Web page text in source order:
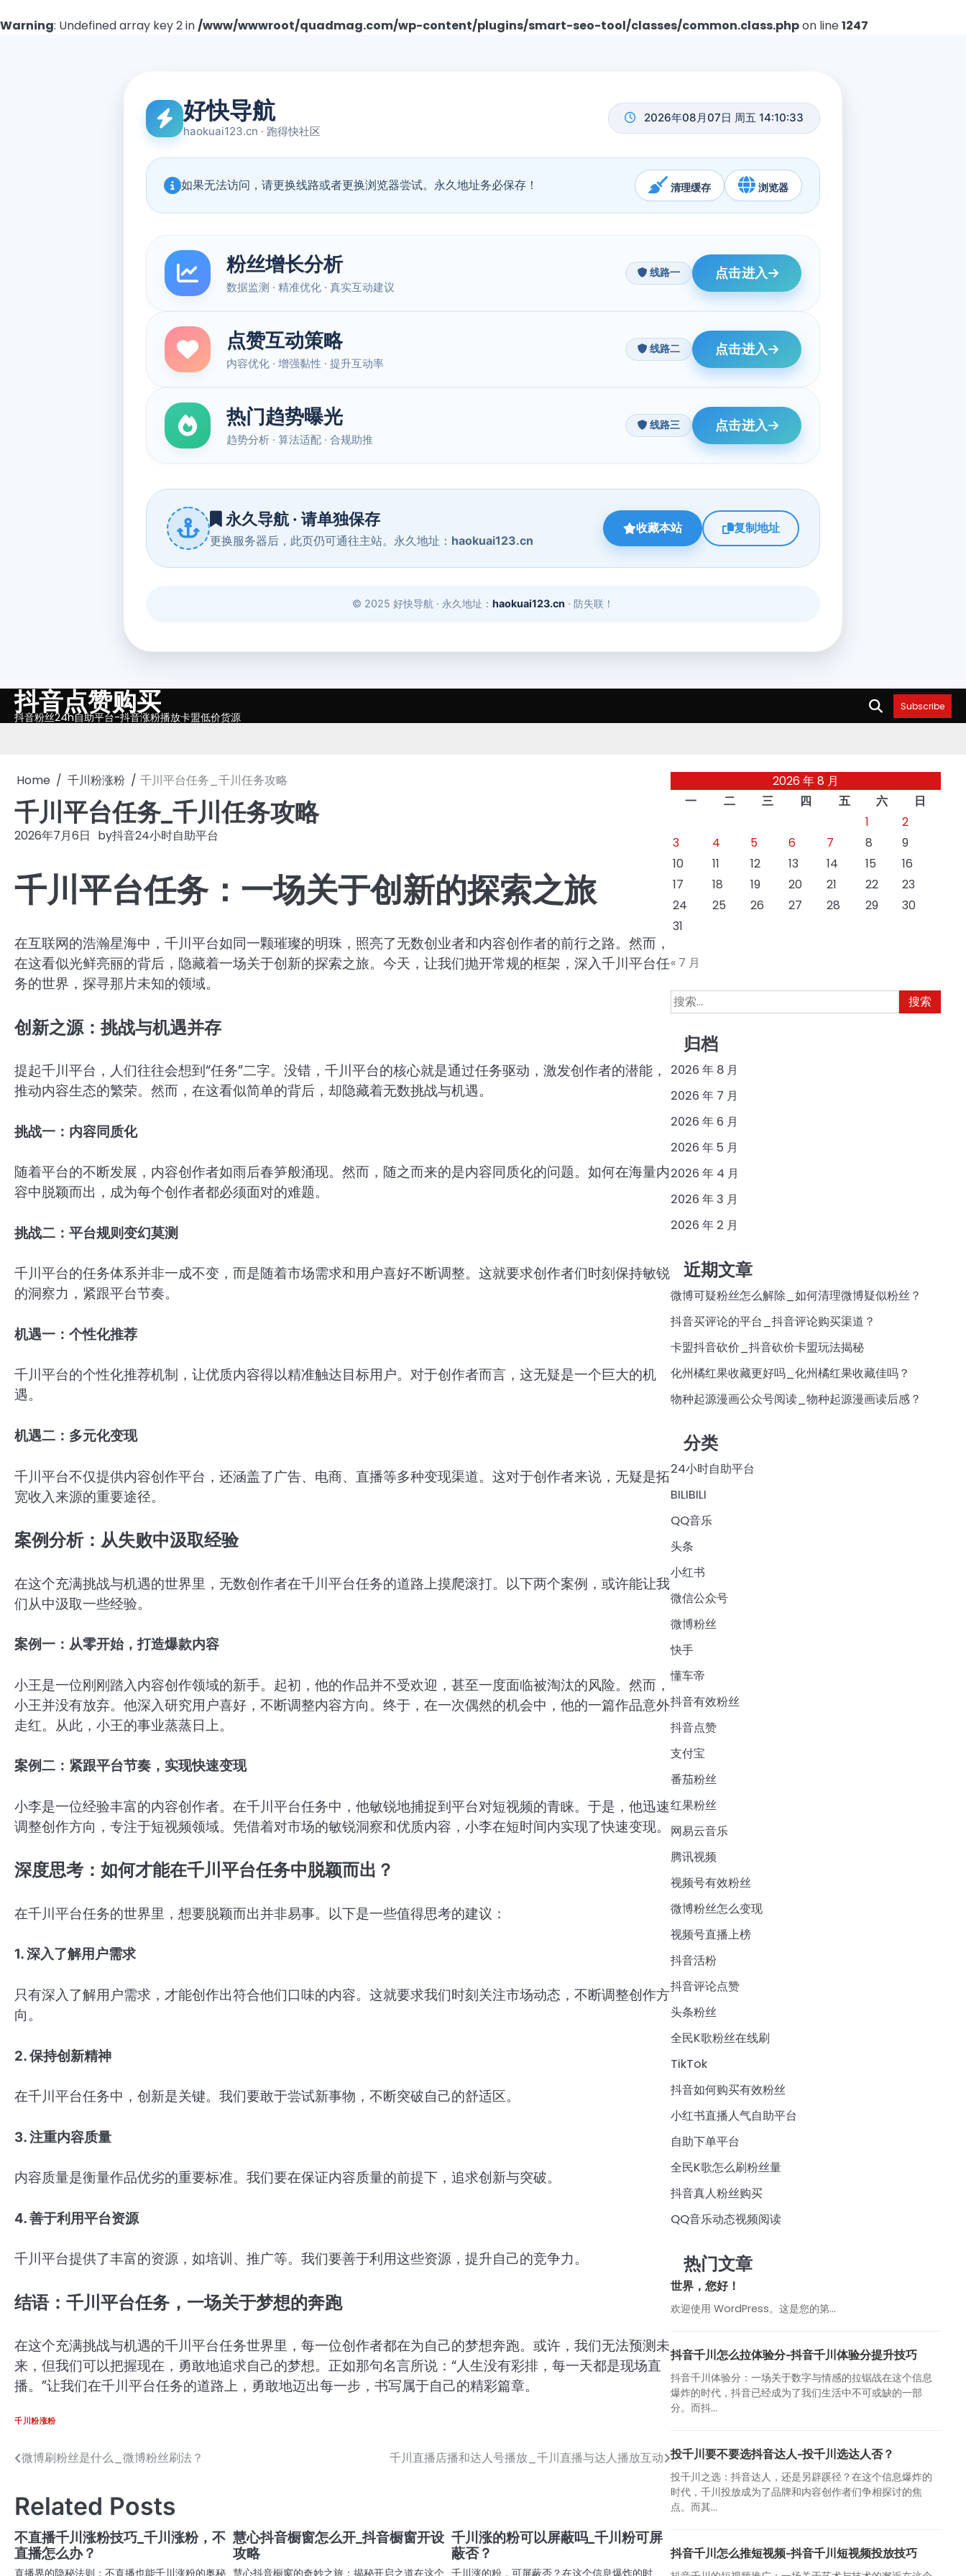
Warning: Undefined array key 2 in/www/wwwroot/quadmag.com/wp-content/plugins/smart-seo-tool/classes/common.class.phpon line1247
Skip抖音点赞购买
抖音粉丝24h自助平台-抖音涨粉播放卡盟低价货源
Subscribe
Home 千川粉涨粉 千川平台任务_千川任务攻略
千川平台任务_千川任务攻略
2026年7月6日 by抖音24小时自助平台
千川平台任务：一场关于创新的探索之旅
在互联网的浩瀚星海中，千川平台如同一颗璀璨的明珠，照亮了无数创业者和内容创作者的前行之路。然而，
在这看似光鲜亮丽的背后，隐藏着一场关于创新的探索之旅。今天，让我们抛开常规的框架，深入千川平台任
务的世界，探寻那片未知的领域。
创新之源：挑战与机遇并存
提起千川平台，人们往往会想到“任务”二字。没错，千川平台的核心就是通过任务驱动，激发创作者的潜能，
推动内容生态的繁荣。然而，在这看似简单的背后，却隐藏着无数挑战与机遇。
挑战一：内容同质化
随着平台的不断发展，内容创作者如雨后春笋般涌现。然而，随之而来的是内容同质化的问题。如何在海量内
容中脱颖而出，成为每个创作者都必须面对的难题。
挑战二：平台规则变幻莫测
千川平台的任务体系并非一成不变，而是随着市场需求和用户喜好不断调整。这就要求创作者们时刻保持敏锐
的洞察力，紧跟平台节奏。
机遇一：个性化推荐
千川平台的个性化推荐机制，让优质内容得以精准触达目标用户。对于创作者而言，这无疑是一个巨大的机
遇。
机遇二：多元化变现
千川平台不仅提供内容创作平台，还涵盖了广告、电商、直播等多种变现渠道。这对于创作者来说，无疑是拓
宽收入来源的重要途径。
案例分析：从失败中汲取经验
在这个充满挑战与机遇的世界里，无数创作者在千川平台任务的道路上摸爬滚打。以下两个案例，或许能让我
们从中汲取一些经验。
案例一：从零开始，打造爆款内容
小王是一位刚刚踏入内容创作领域的新手。起初，他的作品并不受欢迎，甚至一度面临被淘汰的风险。然而，
小王并没有放弃。他深入研究用户喜好，不断调整内容方向。终于，在一次偶然的机会中，他的一篇作品意外
走红。从此，小王的事业蒸蒸日上。
案例二：紧跟平台节奏，实现快速变现
小李是一位经验丰富的内容创作者。在千川平台任务中，他敏锐地捕捉到平台对短视频的青睐。于是，他迅速
调整创作方向，专注于短视频领域。凭借着对市场的敏锐洞察和优质内容，小李在短时间内实现了快速变现。
深度思考：如何才能在千川平台任务中脱颖而出？
在千川平台任务的世界里，想要脱颖而出并非易事。以下是一些值得思考的建议：
1. 深入了解用户需求
只有深入了解用户需求，才能创作出符合他们口味的内容。这就要求我们时刻关注市场动态，不断调整创作方
向。
2. 保持创新精神
在千川平台任务中，创新是关键。我们要敢于尝试新事物，不断突破自己的舒适区。
3. 注重内容质量
内容质量是衡量作品优劣的重要标准。我们要在保证内容质量的前提下，追求创新与突破。
4. 善于利用平台资源
千川平台提供了丰富的资源，如培训、推广等。我们要善于利用这些资源，提升自己的竞争力。
结语：千川平台任务，一场关于梦想的奔跑
在这个充满挑战与机遇的千川平台任务世界里，每一位创作者都在为自己的梦想奔跑。或许，我们无法预测未
来，但我们可以把握现在，勇敢地追求自己的梦想。正如那句名言所说：“人生没有彩排，每一天都是现场直
播。”让我们在千川平台任务的道路上，勇敢地迈出每一步，书写属于自己的精彩篇章。
千川粉涨粉
文
导
航
微博刷粉丝是什么_微博粉丝刷法？ 千川直播店播和达人号播放_千川直播与达人播放互动
Related Posts
不直播千川涨粉技巧_千川涨粉，不
直播怎么办？
直播界的隐秘法则：不直播也能千川涨粉的奥秘
慧心抖音橱窗怎么开_抖音橱窗开设
攻略
慧心抖音橱窗的奇妙之旅：揭秘开启之道在这个
千川涨的粉可以屏蔽吗_千川粉可屏
蔽否？
千川涨的粉，可屏蔽否？在这个信息爆炸的时
2026 年 8 月
一
二 三 四 五 六
日
1
2
3
4 5 6 7 8
9
10
11 12 13 14 15
16
17
18 19 20 21 22
23
24
25 26 27 28 29
30
31
« 7 月
搜
索：
归档
2026 年 8 月
2026 年 7 月
2026 年 6 月
2026 年 5 月
2026 年 4 月
2026 年 3 月
2026 年 2 月
近期文章
微博可疑粉丝怎么解除_如何清理微博疑似粉丝？
抖音买评论的平台_抖音评论购买渠道？
卡盟抖音砍价_抖音砍价卡盟玩法揭秘
化州橘红果收藏更好吗_化州橘红果收藏佳吗？
物种起源漫画公众号阅读_物种起源漫画读后感？
分类
24小时自助平台
BILIBILI
QQ音乐
头条
小红书
微信公众号
微博粉丝
快手
懂车帝
抖音有效粉丝
抖音点赞
支付宝
番茄粉丝
红果粉丝
网易云音乐
腾讯视频
视频号有效粉丝
微博粉丝怎么变现
视频号直播上榜
抖音活粉
抖音评论点赞
头条粉丝
全民K歌粉丝在线刷
TikTok
抖音如何购买有效粉丝
小红书直播人气自助平台
自助下单平台
全民K歌怎么刷粉丝量
抖音真人粉丝购买
QQ音乐动态视频阅读
热门文章
世界，您好！
欢迎使用 WordPress。这是您的第…
抖音千川怎么拉体验分-抖音千川体验分提升技巧
抖音千川体验分：一场关于数字与情感的拉锯战在这个信息
爆炸的时代，抖音已经成为了我们生活中不可或缺的一部
分。而抖...
投千川要不要选抖音达人-投千川选达人否？
投千川之选：抖音达人，还是另辟蹊径？在这个信息爆炸的
时代，千川投放成为了品牌和内容创作者们争相探讨的焦
点。而其...
抖音千川怎么推短视频-抖音千川短视频投放技巧